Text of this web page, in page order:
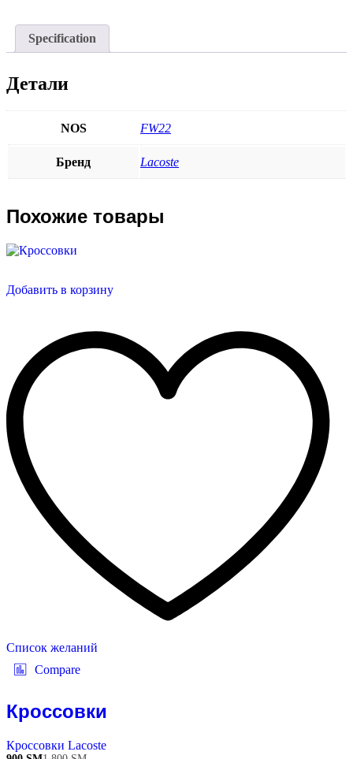
Specification
Детали
NOS FW22
Бренд Lacoste
Похожие товары
Добавить в корзину
Список желаний
Compare
Кроссовки
Кроссовки Lacoste